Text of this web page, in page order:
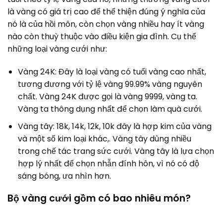
là vàng có giá trị cao để thể thiện đúng ý nghĩa của
nó là của hồi môn, còn chọn vàng nhiều hay ít vàng
nào còn thuỳ thuộc vào điều kiện gia đình. Cụ thể
những loại vàng cưới như:
Vàng 24K: Đây là loại vàng có tuổi vàng cao nhất,
tương đương với tỷ lệ vàng 99.99% vàng nguyên
chất. Vàng 24K được gọi là vàng 9999, vàng ta.
Vàng ta thông dụng nhất để chọn làm quà cưới.
Vàng tây: 18k, 14k, 12k, 10k đây là hợp kim của vàng
và một số kim loại khác,. Vàng tây dùng nhiều
trong chế tác trang sức cưới. Vàng tây là lựa chọn
hợp lý nhất để chọn nhẫn đính hôn, vì nó có độ
sáng bóng, ưa nhìn hơn.
Bộ vàng cưới gồm có bao nhiêu món?